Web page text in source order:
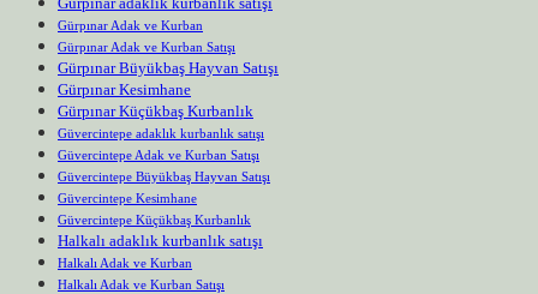
Gürpınar Adak ve Kurban
Gürpınar Adak ve Kurban Satışı
Gürpınar Büyükbaş Hayvan Satışı
Gürpınar Kesimhane
Gürpınar Küçükbaş Kurbanlık
Güvercintepe adaklık kurbanlık satışı
Güvercintepe Adak ve Kurban Satışı
Güvercintepe Büyükbaş Hayvan Satışı
Güvercintepe Kesimhane
Güvercintepe Küçükbaş Kurbanlık
Halkalı adaklık kurbanlık satışı
Halkalı Adak ve Kurban
Halkalı Adak ve Kurban Satışı